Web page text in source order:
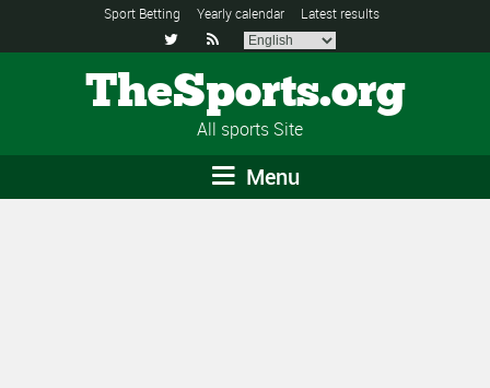
Sport Betting Yearly calendar Latest results
 
TheSports.org
All sports Site
Menu